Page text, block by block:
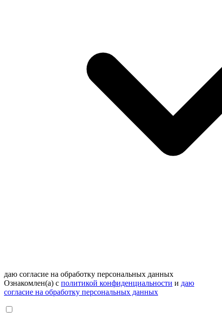
даю согласие на обработку персональных данных
Ознакомлен(а) с политикой конфиденциальности и даю
согласие на обработку персональных данных